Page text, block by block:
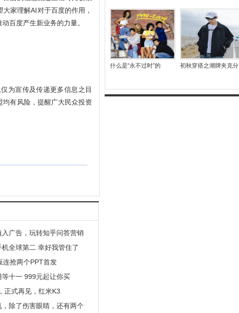
家理解AI对于百度的作用，
百度产生新业务的力量。
为宣传及传递更多信息之目
有风险，提醒广大民众投资
广告，玩转知乎问答营销
全球第二 幸好我管住了
连抢两个PPT首发
十一 999元起让你买
正式再见，红米K3
，除了伤害眼睛，还有两个
什么是“永不过时”的 初秋穿搭之潮牌夹克分